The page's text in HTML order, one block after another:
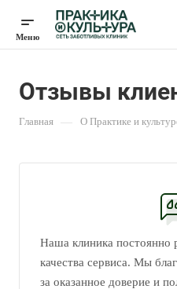
Отзывы
Главная — О Практике и
Наша клиника постоянно
качества сервиса. Мы
за оказанное доверие и